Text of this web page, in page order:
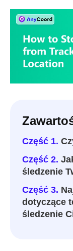
Część 1.
Część 2.
śledzenie
Część 3.
dotyczące
śledzenie